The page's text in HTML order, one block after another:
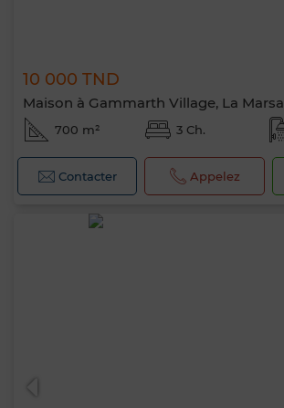
10 000 TND
Maison à Gammarth Village, La Marsa
700 m² 3 Ch.
Contacter Appelez